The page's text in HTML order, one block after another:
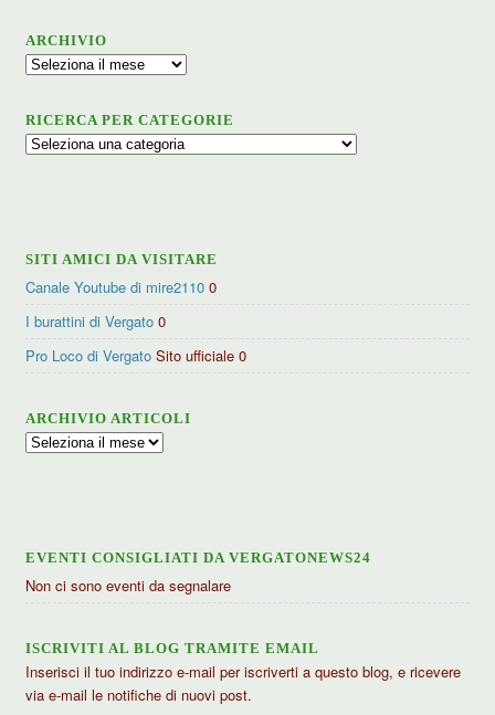
ARCHIVIO
Archivio
RICERCA PER CATEGORIE
Ricerca
SITI AMICI DA VISITARE
Canale Youtube di mire2110 0
I burattini di Vergato 0
Pro Loco di Vergato Sito ufficiale 0
ARCHIVIO ARTICOLI
Archivio
EVENTI CONSIGLIATI DA VERGATONEWS24
Non ci sono eventi da segnalare
ISCRIVITI AL BLOG TRAMITE EMAIL
Inserisci il tuo indirizzo e-mail per iscriverti a questo blog, e ricevere
via e-mail le notifiche di nuovi post.